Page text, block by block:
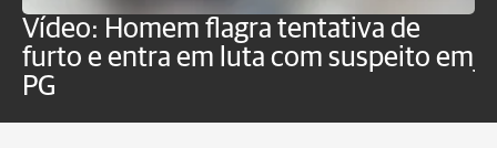
Vídeo: Homem flagra tentativa de
furto e entra em luta com suspeito em
PG